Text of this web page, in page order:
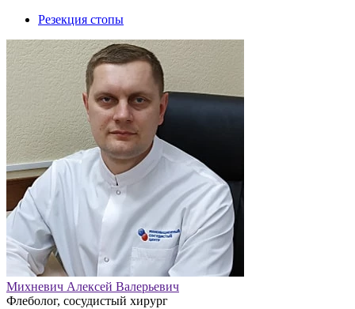
Резекция стопы
Михневич Алексей Валерьевич
Флеболог, сосудистый хирург